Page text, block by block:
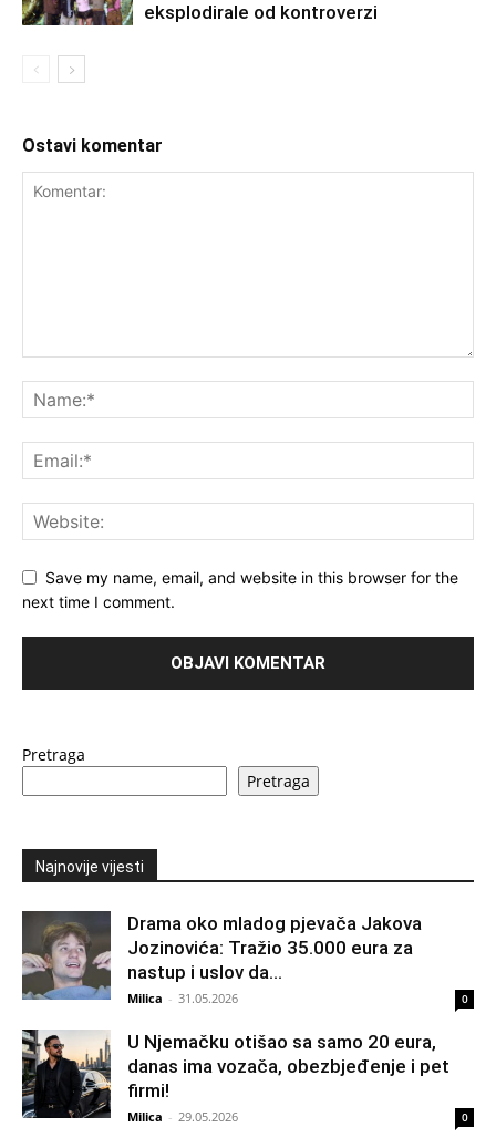
eksplodirale od kontroverzi
Ostavi komentar
Save my name, email, and website in this browser for the
next time I comment.
Pretraga
Pretraga
Najnovije vijesti
Drama oko mladog pjevača Jakova
Jozinovića: Tražio 35.000 eura za
nastup i uslov da...
Milica - 31.05.2026 0
U Njemačku otišao sa samo 20 eura,
danas ima vozača, obezbjeđenje i pet
firmi!
Milica - 29.05.2026 0